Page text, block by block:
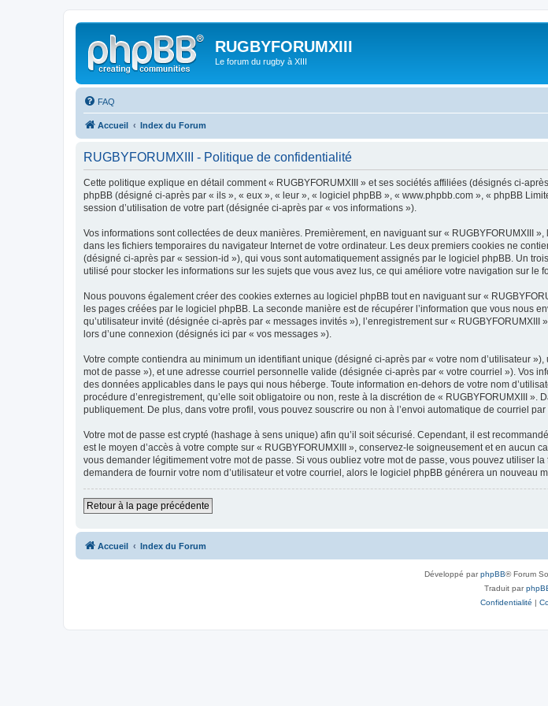
RUGBYFORUMXIII
Le forum du rugby à XIII
FAQ
Accueil Index du Forum
RUGBYFORUMXIII - Politique de confidentialité
Cette politique explique en détail comment « RUGBYFORUMXIII » et ses sociétés affiliées (désignés ci-
phpBB (désigné ci-après par « ils », « eux », « leur », « logiciel phpBB », « www.phpbb.com », « phpBB
session d’utilisation de votre part (désignée ci-après par « vos informations »).
Vos informations sont collectées de deux manières. Premièrement, en naviguant sur « RUGBYFORUMXIII
dans les fichiers temporaires du navigateur Internet de votre ordinateur. Les deux premiers cookies ne
(désigné ci-après par « session-id »), qui vous sont automatiquement assignés par le logiciel phpBB. Un
utilisé pour stocker les informations sur les sujets que vous avez lus, ce qui améliore votre navigation sur le
Nous pouvons également créer des cookies externes au logiciel phpBB tout en naviguant sur «
les pages créées par le logiciel phpBB. La seconde manière est de récupérer l’information que vous nous
qu’utilisateur invité (désignée ci-après par « messages invités »), l’enregistrement sur «
lors d’une connexion (désignés ici par « vos messages »).
Votre compte contiendra au minimum un identifiant unique (désigné ci-après par « votre nom d’utilisateur
mot de passe »), et une adresse courriel personnelle valide (désignée ci-après par « votre courriel »). Vos
des données applicables dans le pays qui nous héberge. Toute information en-dehors de votre nom
procédure d’enregistrement, qu’elle soit obligatoire ou non, reste à la discrétion de « RUGBYFORUMXIII
publiquement. De plus, dans votre profil, vous pouvez souscrire ou non à l’envoi automatique de courriel par
Votre mot de passe est crypté (hashage à sens unique) afin qu’il soit sécurisé. Cependant, il est
est le moyen d’accès à votre compte sur « RUGBYFORUMXIII », conservez-le soigneusement et en aucun
vous demander légitimement votre mot de passe. Si vous oubliez votre mot de passe, vous pouvez utiliser
demandera de fournir votre nom d’utilisateur et votre courriel, alors le logiciel phpBB générera un nouveau
Retour à la page précédente
Accueil Index du Forum
Développé parphpBB® Forum
Traduit par
Confidentialité |